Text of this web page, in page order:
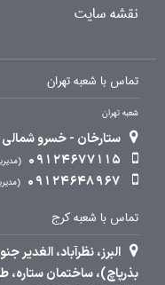
نقشه سایت
تماس با شعبه تهران
شعبه تهران
ستارخان - خسرو شمالی -
09124677115
09124648967
تماس با شعبه کرج
بذرپاچ)، ساختمان ستاره، طبقه 4،